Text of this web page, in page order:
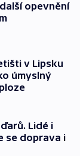
opevnění
v Lipsku
úmyslný
Lidé i
se doprava i